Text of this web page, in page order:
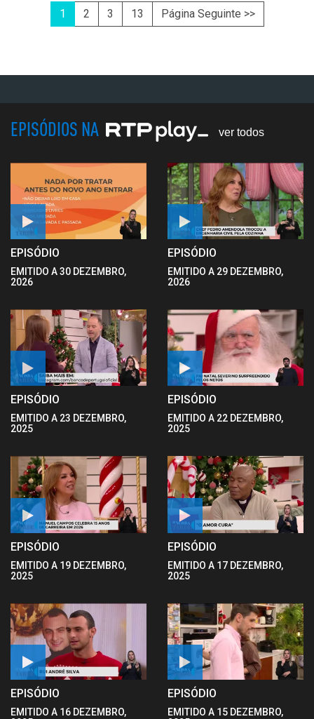
1 2 3 13 Página Seguinte >>
EPISÓDIOS NA ver todos
EPISÓDIO
EMITIDO A 30 DEZEMBRO,
2026
EPISÓDIO
EMITIDO A 29 DEZEMBRO,
2026
EPISÓDIO
EMITIDO A 23 DEZEMBRO,
2025
EPISÓDIO
EMITIDO A 22 DEZEMBRO,
2025
EPISÓDIO
EMITIDO A 19 DEZEMBRO,
2025
EPISÓDIO
EMITIDO A 17 DEZEMBRO,
2025
EPISÓDIO
EMITIDO A 16 DEZEMBRO,
EPISÓDIO
EMITIDO A 15 DEZEMBRO,